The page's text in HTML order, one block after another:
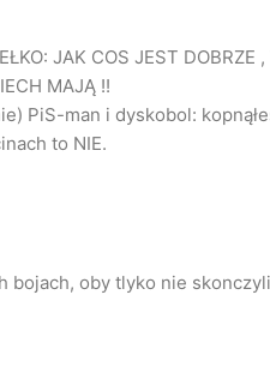
JAK COS JEST DOBRZE ,
MAJĄ !!
PiS-man i dyskobol:
to NIE.
bojach, oby tlyko nie